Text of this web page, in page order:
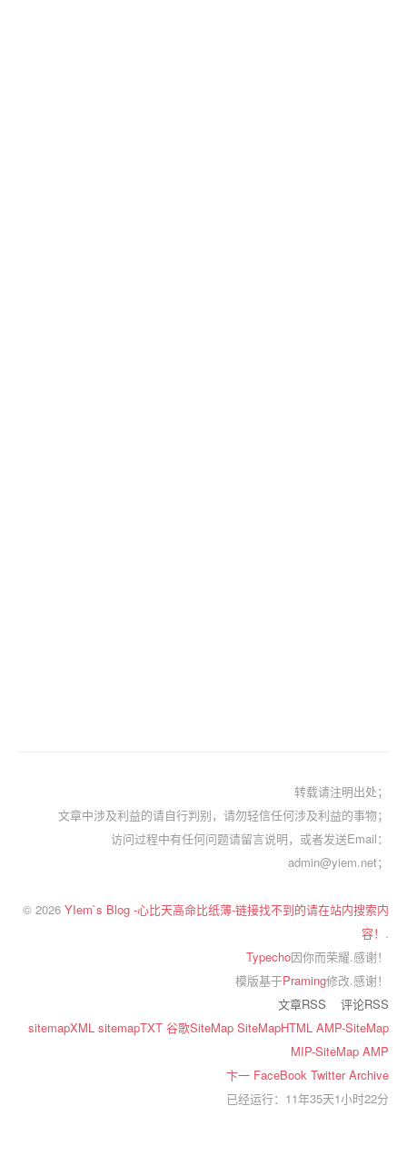
转载请注明出处；
文章中涉及利益的请自行判别，请勿轻信任何涉及利益的事物；
访问过程中有任何问题请留言说明，或者发送Email：
admin@yiem.net；
© 2026 YIem`s Blog -心比天高命比纸薄-链接找不到的请在站内搜索内
容！ .
Typecho因你而荣耀.感谢！
模版基于Praming修改.感谢！
文章RSS
评论RSS
sitemapXML sitemapTXT 谷歌SiteMap SiteMapHTML AMP-SiteMap
MIP-SiteMap AMP
卞一 FaceBook TwitterArchive
已经运行：11年35天1小时22分